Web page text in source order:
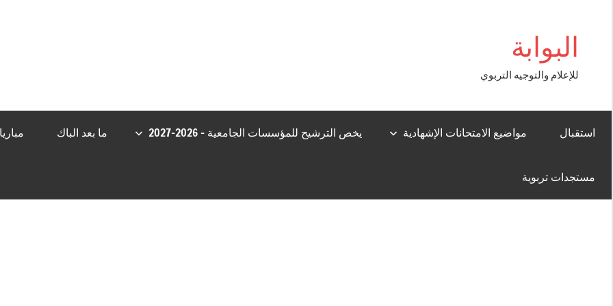
البوابة
للإعلام والتوجيه التربوي
استقبال مواضيع الامتحانات الإشهادية يخص الترشيح للمؤسسات الجامعية – 2026-2027 ما بعد الباك
مستجدات تربوية